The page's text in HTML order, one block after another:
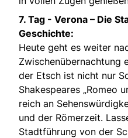
7. Tag - Verona – Die
Geschichte:
Heute geht es weiter
Zwischenübernachtung
der Etsch ist nicht nur
Shakespeares „Romeo
reich an
und der Römerzeit.
Stadtführung von der